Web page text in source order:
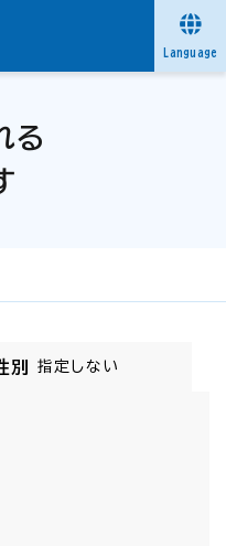
Language
る
別 指定しない